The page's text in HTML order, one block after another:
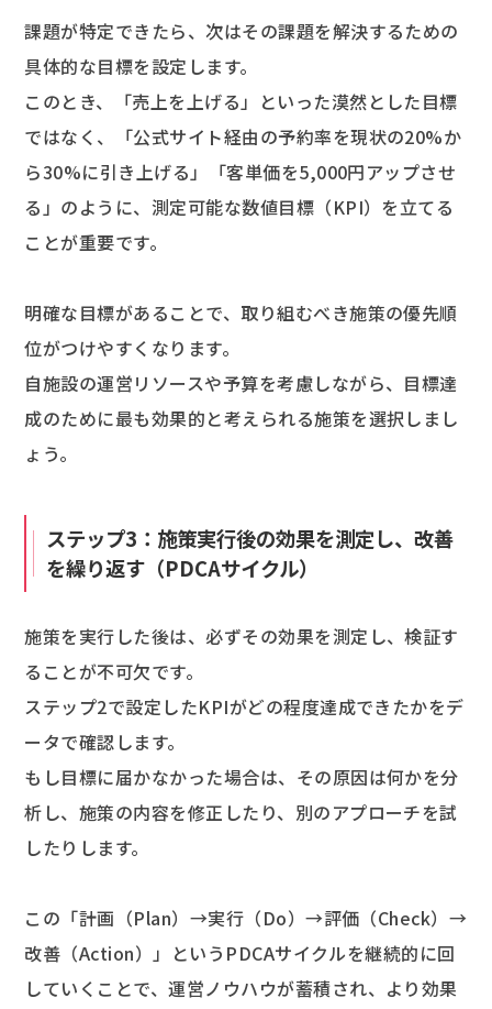
課題が特定できたら、次はその課題を解決するための
具体的な目標を設定します。
このとき、「売上を上げる」といった漠然とした目標
ではなく、「公式サイト経由の予約率を現状の20%か
ら30%に引き上げる」「客単価を5,000円アップさせ
る」のように、測定可能な数値目標（KPI）を立てる
ことが重要です。
明確な目標があることで、取り組むべき施策の優先順
位がつけやすくなります。
自施設の運営リソースや予算を考慮しながら、目標達
成のために最も効果的と考えられる施策を選択しまし
ょう。
ステップ3：施策実行後の効果を測定し、改善
を繰り返す（PDCAサイクル）
施策を実行した後は、必ずその効果を測定し、検証す
ることが不可欠です。
ステップ2で設定したKPIがどの程度達成できたかをデ
ータで確認します。
もし目標に届かなかった場合は、その原因は何かを分
析し、施策の内容を修正したり、別のアプローチを試
したりします。
この「計画（Plan）→実行（Do）→評価（Check）→
改善（Action）」というPDCAサイクルを継続的に回
していくことで、運営ノウハウが蓄積され、より効果